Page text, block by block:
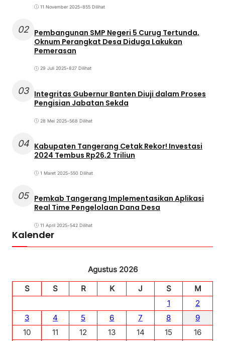
11 November 2025•855 Dilihat
02 Pembangunan SMP Negeri 5 Curug Tertunda,
Oknum Perangkat Desa Diduga Lakukan
Pemerasan
29 Juli 2025•827 Dilihat
03 Integritas Gubernur Banten Diuji dalam Proses
Pengisian Jabatan Sekda
28 Mei 2025•568 Dilihat
04 Kabupaten Tangerang Cetak Rekor! Investasi
2024 Tembus Rp26,2 Triliun
1 Maret 2025•550 Dilihat
05 Pemkab Tangerang Implementasikan Aplikasi
Real Time Pengelolaan Dana Desa
11 April 2025•542 Dilihat
Kalender
Agustus 2026
S
S R K J S
M
1
2
3
4 5 6 7 8
9
10
11 12 13 14 15
16